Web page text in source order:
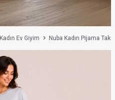
Kadın Ev Giyim Nuba Kadın Pijama